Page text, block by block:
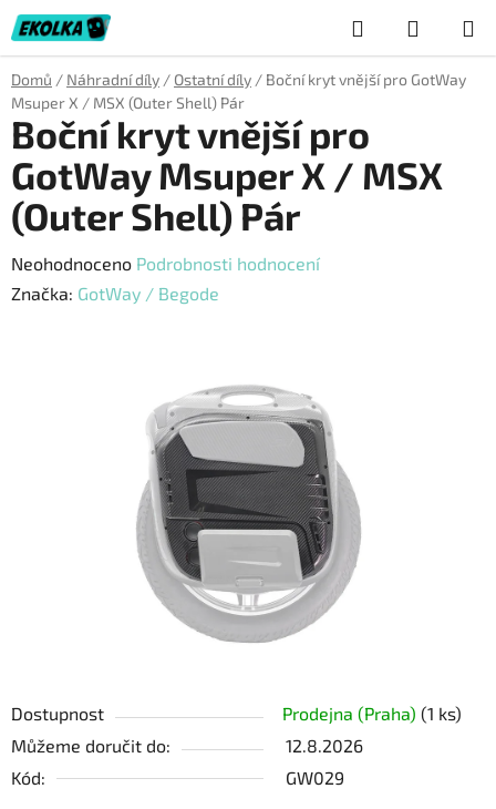
Přejít
na
obsah
Hledat
KOŠÍK
Domů / Náhradní díly / Ostatní díly / Boční kryt vnější pro GotWay
Msuper X / MSX (Outer Shell) Pár
Dostupnost Prodejna (Praha) (1 ks)
Můžeme doručit do:
12.8.2026
Kód:
GW029
Boční kryt vnější pro
GotWay Msuper X / MSX
(Outer Shell) Pár
Průměrné
hodnocení
Neohodnoceno Podrobnosti hodnocení
Značka: GotWay / Begode